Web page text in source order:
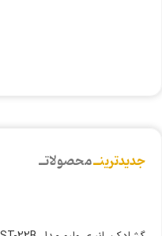
جدیدترینــمحصولاتــ